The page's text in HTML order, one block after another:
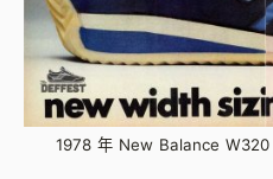
1978 年 New Balance W320